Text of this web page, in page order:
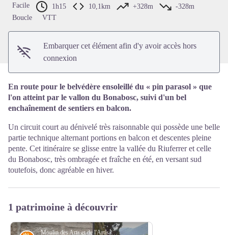
Facile 1h15 10,1km +328m
-328m
Boucle
VTT
Embarquer cet élément afin d'y avoir accès hors
connexion
En route pour le belvédère ensoleillé du « pin parasol » que
l'on atteint par le vallon du Bonabosc, suivi d'un bel
enchaînement de sentiers en balcon.
Un circuit court au dénivelé très raisonnable qui possède une belle
partie technique alternant portions en balcon et descentes pleine
pente. Cet itinéraire se glisse entre la vallée du Riuferrer et celle
du Bonabosc, très ombragée et fraîche en été, en versant sud
toutefois, donc agréable en hiver.
1 patrimoine à découvrir
Moulin des Arts et de l'Artisanat - © CC Haut Vallespir